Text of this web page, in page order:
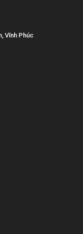
Vĩnh Phúc